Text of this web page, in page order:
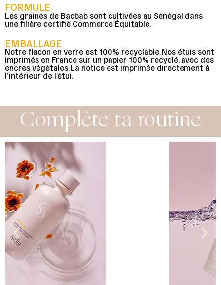
FORMULE
Les graines de Baobab sont cultivées au Sénégal dans
une filière certifié Commerce Équitable.
EMBALLAGE
Notre flacon en verre est 100% recyclable. Nos étuis sont
imprimés en France sur un papier 100% recyclé, avec des
encres végétales. La notice est imprimée directement à
l’intérieur de l’étui.
Complète ta routine